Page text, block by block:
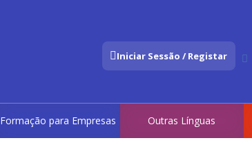
Iniciar Sessão / Registar
Formação para Empresas Outras Línguas